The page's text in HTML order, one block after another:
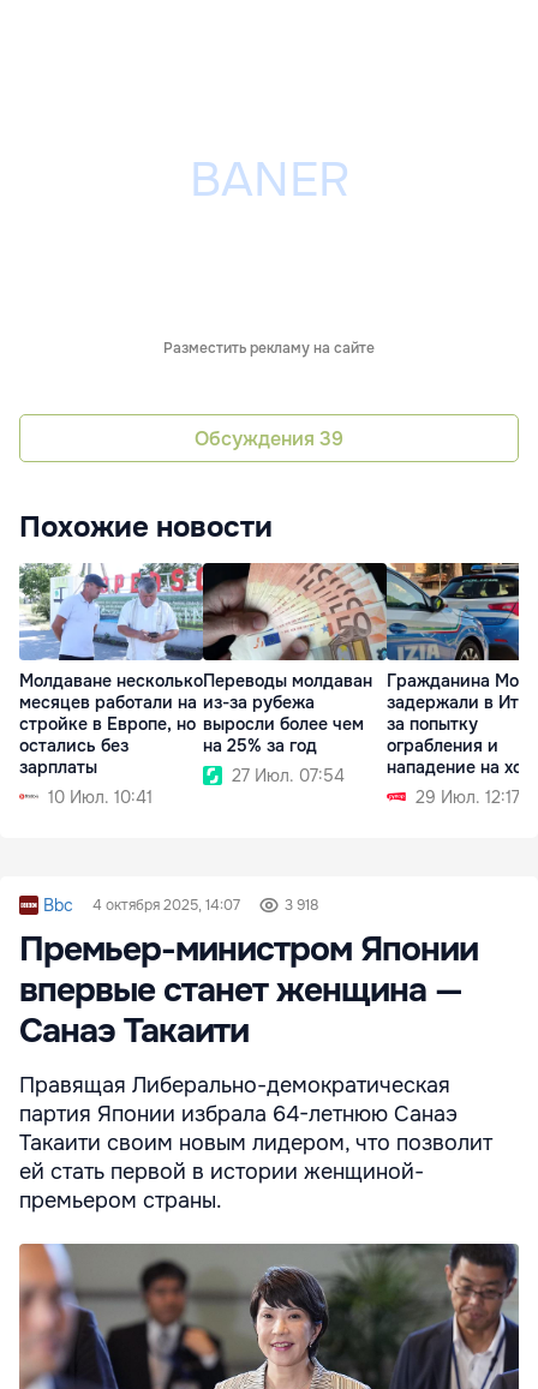
Разместить рекламу на сайте
Обсуждения 39
Похожие новости
Молдаване несколько
месяцев работали на
стройке в Европе, но
остались без
зарплаты
10 Июл. 10:41
Переводы молдаван
из-за рубежа
выросли более чем
на 25% за год
27 Июл. 07:54
Гражданина
задержали в
за попытку
ограбления и
нападение на
29 Июл. 12:17
Bbc 4 октября 2025, 14:07 3 918
Премьер-министром Японии
впервые станет женщина —
Санаэ Такаити
Правящая Либерально-демократическая
партия Японии избрала 64-летнюю Санаэ
Такаити своим новым лидером, что позволит
ей стать первой в истории женщиной-
премьером страны.